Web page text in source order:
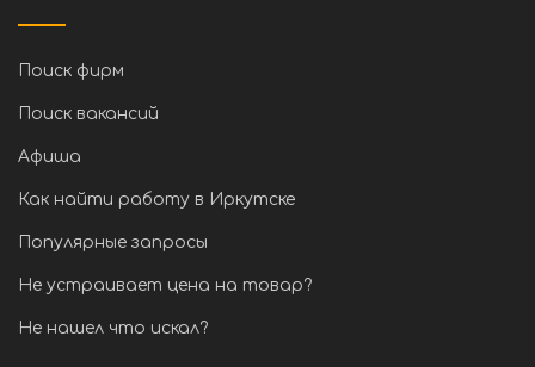
Поиск фирм
Поиск вакансий
Афиша
Как найти работу в Иркутске
Популярные запросы
Не устраивает цена на товар?
Не нашел что искал?